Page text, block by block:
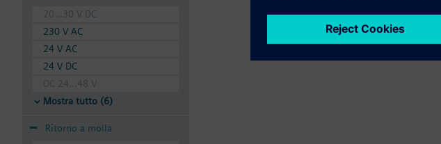
20...30 V DC
230 V AC
24 V AC
24 V DC
DC 24...48 V
Mostra tutto (6)
Ritorno a molla